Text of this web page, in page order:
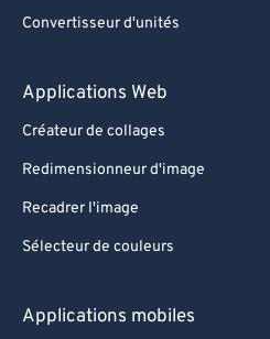
Convertisseur d'unités
Applications Web
Créateur de collages
Redimensionneur d'image
Recadrer l'image
Sélecteur de couleurs
Applications mobiles